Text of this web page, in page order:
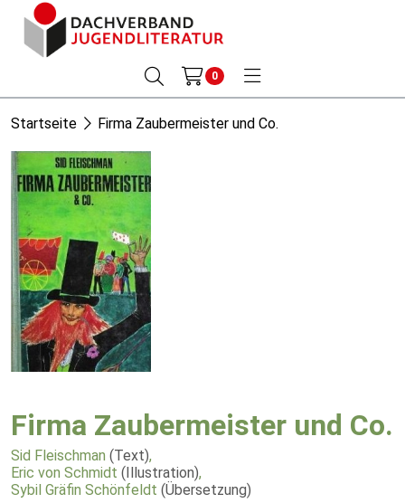
0
Startseite Firma Zaubermeister und Co.
Firma Zaubermeister und Co.
Sid Fleischman (Text),
Eric von Schmidt (Illustration),
Sybil Gräfin Schönfeldt (Übersetzung)